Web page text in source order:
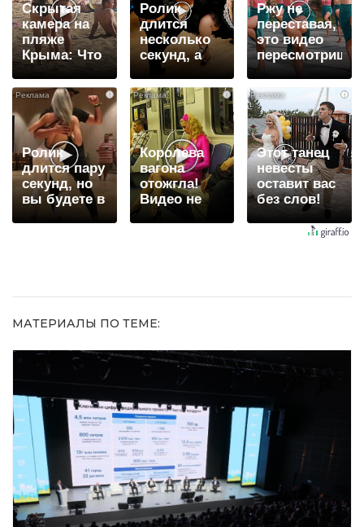
Скрытая
камера на
пляже
Крыма: Что
люди
вытворяют,
когда их не
видят...
Ролик
длится
несколько
секунд, а
смеяться
вы будете
долго
Ржу не
переставая,
это видео
пересмотришь
не раз
i
Ролик
длится пару
секунд, но
вы будете в
шоке от
i
Королева
вагона
отожгла!
Видео не
оставит
i
Этот танец
невесты
оставит вас
без слов!
Пересмотрела
МАТЕРИАЛЫ ПО ТЕМЕ: